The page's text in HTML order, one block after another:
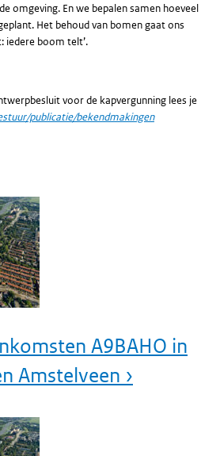
omgeving. En we bepalen samen hoeveel
Het behoud van bomen gaat ons
iedere boom telt’.
voor de kapvergunning lees je
publicatie/bekendmakingen
A9BAHO in
Amstelveen ›